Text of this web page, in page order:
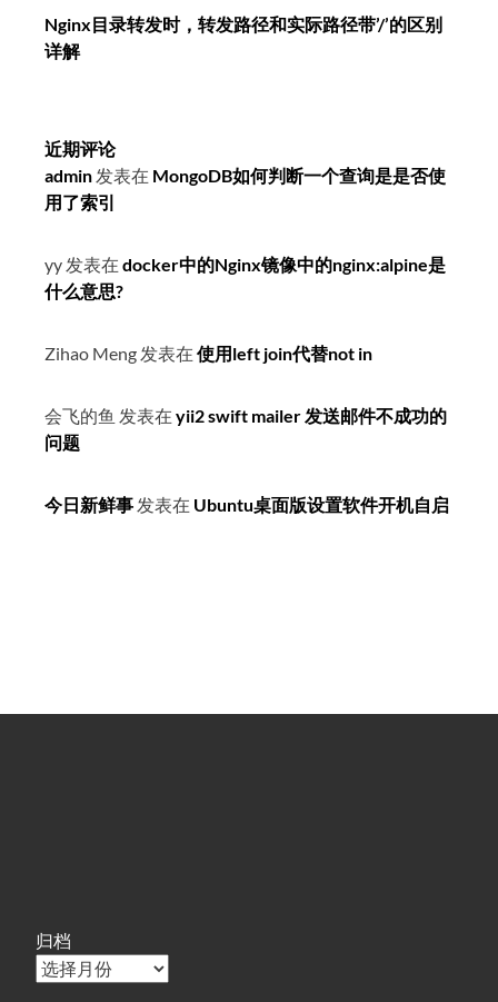
Nginx目录转发时，转发路径和实际路径带’/’的区别
详解
近期评论
admin 发表在 MongoDB如何判断一个查询是是否使
用了索引
yy 发表在 docker中的Nginx镜像中的nginx:alpine是
什么意思?
Zihao Meng 发表在 使用left join代替not in
会飞的鱼 发表在 yii2 swift mailer 发送邮件不成功的
问题
今日新鲜事 发表在 Ubuntu桌面版设置软件开机自启
归档